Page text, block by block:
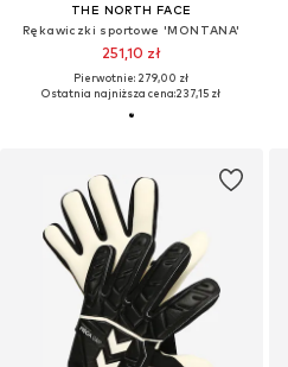
THE NORTH FACE
Rękawiczki sportowe 'MONTANA'
251,10 zł
Pierwotnie: 279,00 zł
Ostatnia najniższa cena:237,15 zł